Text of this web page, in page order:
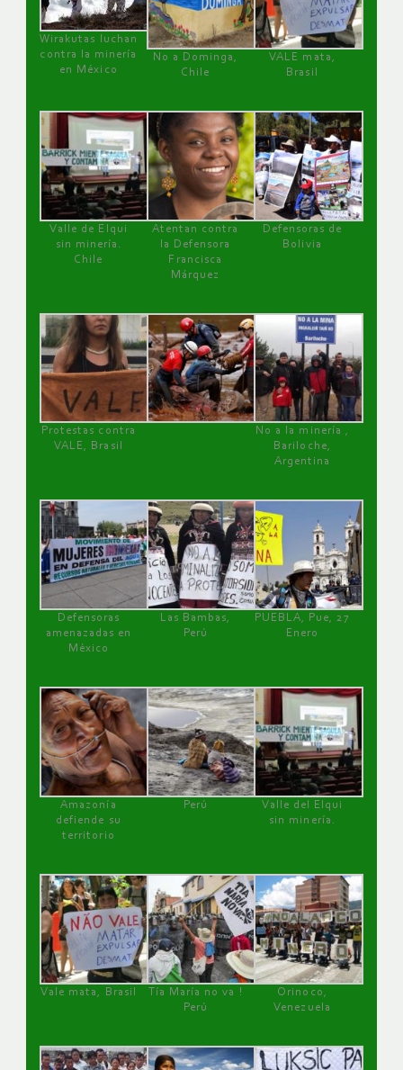
Wirakutas luchan
contra la minería
en México
No a Dominga,
Chile
VALE mata,
Brasil
Valle de Elqui
sin minería.
Chile
Atentan contra
la Defensora
Francisca
Márquez
Defensoras de
Bolivia
Protestas contra
VALE, Brasil
No a la minería ,
Bariloche,
Argentina
Defensoras
amenazadas en
México
Las Bambas,
Perú
PUEBLA, Pue, 27
Enero
Amazonía
defiende su
territorio
Perú
Valle del Elqui
sin minería.
Vale mata, Brasil
Tía María no va !
Perú
Orinoco,
Venezuela